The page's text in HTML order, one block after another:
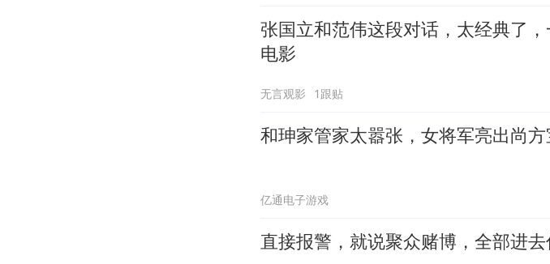
张国立和范伟这段对话，太经典了
电影
无言观影 1跟贴
和珅家管家太嚣张，女将军亮出尚
亿通电子游戏
直接报警，就说聚众赌博，全部进